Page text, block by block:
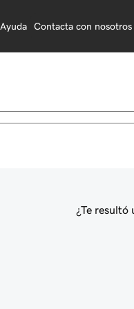
Ayuda Contacta con nosotros
¿Te resultó